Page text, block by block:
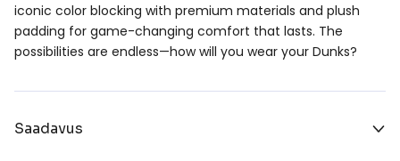
iconic color blocking with premium materials and plush
padding for game-changing comfort that lasts. The
possibilities are endless—how will you wear your Dunks?
Saadavus